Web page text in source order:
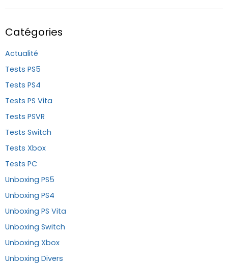
Catégories
Actualité
Tests PS5
Tests PS4
Tests PS Vita
Tests PSVR
Tests Switch
Tests Xbox
Tests PC
Unboxing PS5
Unboxing PS4
Unboxing PS Vita
Unboxing Switch
Unboxing Xbox
Unboxing Divers